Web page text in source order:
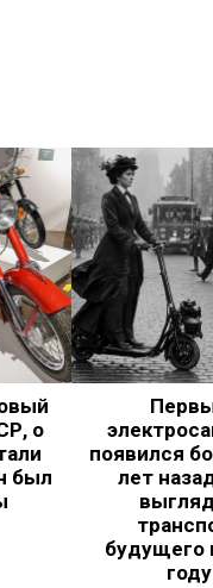
о
был
появился
лет
будущего
году